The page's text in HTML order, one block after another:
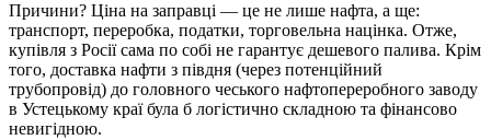
Причини? Ціна на заправці — це не лише нафта, а ще:
транспорт, переробка, податки, торговельна націнка. Отже,
купівля з Росії сама по собі не гарантує дешевого палива. Крім
того, доставка нафти з півдня (через потенційний
трубопровід) до головного чеського нафтопереробного заводу
в Устецькому краї була б логістично складною та фінансово
невигідною.